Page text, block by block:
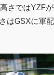
さではYZF
はGSXに軍